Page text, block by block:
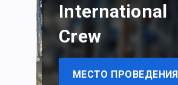
International
Crew
МЕСТО ПРОВЕДЕНИЯ